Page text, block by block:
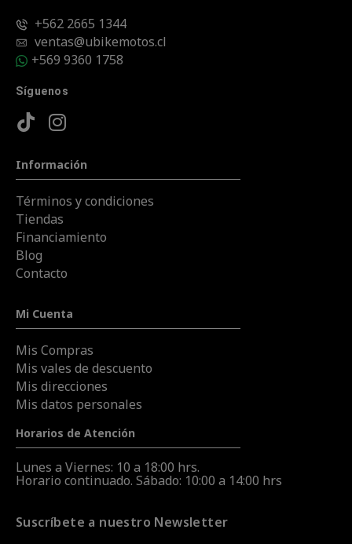
+562 2665 1344
ventas@ubikemotos.cl
+569 9360 1758
Síguenos
Información
Términos y condiciones
Tiendas
Financiamiento
Blog
Contacto
Mi Cuenta
Mis Compras
Mis vales de descuento
Mis direcciones
Mis datos personales
Horarios de Atención
Lunes a Viernes: 10 a 18:00 hrs.
Horario continuado. Sábado: 10:00 a 14:00 hrs
Suscríbete a nuestro Newsletter